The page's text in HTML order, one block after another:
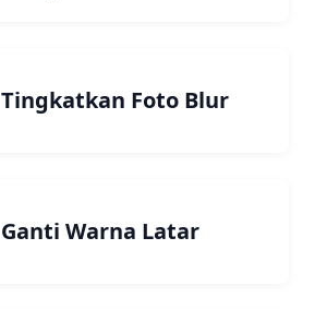
Tingkatkan Foto Blur
Ganti Warna Latar